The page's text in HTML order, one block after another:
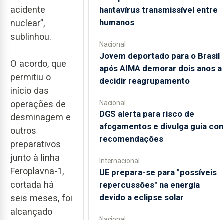
acidente
nuclear”,
sublinhou.
O acordo, que
permitiu o
início das
operações de
desminagem e
outros
preparativos
junto à linha
Feroplavna-1,
cortada há
seis meses, foi
alcançado
hantavírus transmissível entre
humanos
Nacional
Jovem deportado para o Brasil
após AIMA demorar dois anos a
decidir reagrupamento
Nacional
DGS alerta para risco de
afogamentos e divulga guia
recomendações
Internacional
UE prepara-se para "possíveis
repercussões" na energia
devido a eclipse solar